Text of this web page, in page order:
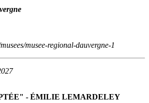
musee-regional-dauvergne-1
- ÉMILIE LEMARDELEY